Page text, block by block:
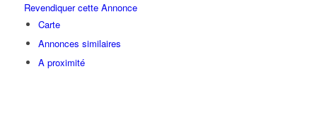
Revendiquer cette Annonce
Carte
Annonces similaires
A proximité